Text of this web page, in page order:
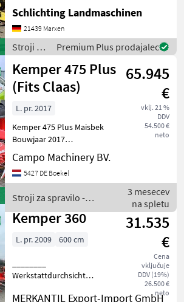
Betriebsanleitung Deutsch
9000 Breiter Kanal
Anbaurahmen fertig für Rad
Gelenkwellen-Stutzen
Staubsch
Schlichting Landmaschinen
21439 Marxen
Stroji za
spravilo
-
poljedelstvo
/
Kemper
Premium Plus prodajalec
Kemper 475 Plus
(Fits Claas)
65.945
€
vklj. 21 %
DDV
54.500 €
neto
L. pr. 2017
Kemper 475 Plus Maisbek
Bouwjaar 2017
Werkbreedte(m) 7, 50
Werkbreedte(rijen) 10
Transportbreedte(m) 3, 30
Hoogte(m) 1, 52 / 3, 65
Lengte(m) 2, 78 Breed
Campo Machinery BV.
5427 DE Boekel
Stroji za spravilo -
poljedelstvo / Kemper
3 mesecev
na spletu
Kemper 360
31.535
€
Cena
vključuje
DDV (19%)
26.500 €
neto
L. pr. 2009 600 cm
Werkstattdurchsicht
Heder za koruzo Stroji za
MERKANTIL Export-Import GmbH